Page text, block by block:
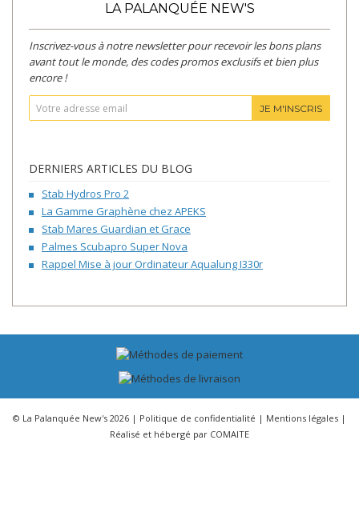
LA PALANQUÉE NEW'S
Inscrivez-vous à notre newsletter pour recevoir les bons plans
avant tout le monde, des codes promos exclusifs et bien plus
encore !
JE M'INSCRIS
DERNIERS ARTICLES DU BLOG
Stab Hydros Pro 2
La Gamme Graphène chez APEKS
Stab Mares Guardian et Grace
Palmes Scubapro Super Nova
Rappel Mise à jour Ordinateur Aqualung I330r
© La Palanquée New's 2026 | Politique de confidentialité | Mentions légales |
Réalisé et hébergé par COMAITE